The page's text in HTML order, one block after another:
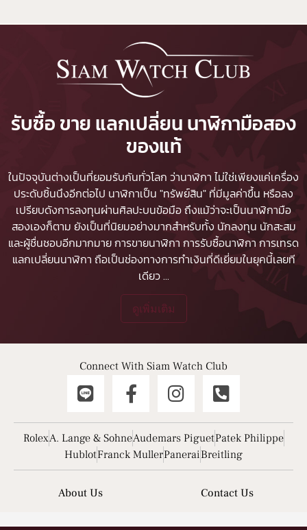
รับซื้อ ขาย แลกเปลี่ยน นาฬิกามือสอง
ของแท้
ในปัจจุบันต่างเป็นที่ยอมรับกันทั่วโลก ว่านาฬิกา ไม่ใช่เพียงแค่เครื่อง
ประดับชิ้นนึงอีกต่อไป นาฬิกาเป็น "ทรัพย์สิน" ที่มีมูลค่าขึ้น หรือลง
เปรียบดังการลงทุนผ่านศิลปะบนข้อมือ ถึงแม้ว่าจะเป็นนาฬิกามือ
สองเองก็ตาม ยังเป็นที่นิยมอย่างมากสำหรับทั้ง นักลงทุน นักสะสม
และผู้ชื่นชอบอีกมากมายการขายนาฬิกา การรับซื้อนาฬิกา การเทรด
แลกเปลี่ยนนาฬิกา ถือเป็นช่องทางการทำเงินที่ดีเยี่ยมในยุคนี้เลยที
เดียว...
ดูเพิ่มเติม
Connect With Siam Watch Club
RolexA. Lange & SohneAudemars PiguetPatek Philippe
HublotFranck MullerPaneraiBreitling
About Us Contact Us